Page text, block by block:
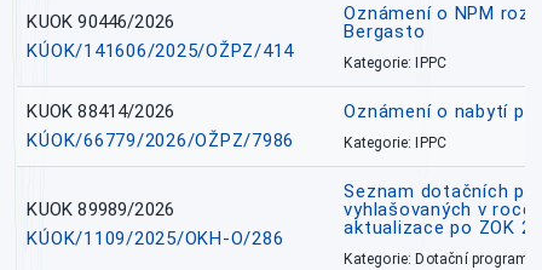
KUOK 90446/2026
KÚOK/141606/2025/OŽPZ/414
Oznámení o NPM
Bergasto
Kategorie: IPPC
KUOK 88414/2026
KÚOK/66779/2026/OŽPZ/7986
Oznámení o nabytí
Kategorie: IPPC
KUOK 89989/2026
KÚOK/1109/2025/OKH-O/286
Seznam dotačních
vyhlašovaných v roce
aktualizace po ZOK
Kategorie: Dotační